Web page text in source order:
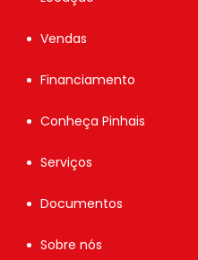
Vendas
Financiamento
Conheça Pinhais
Serviços
Documentos
Sobre nós